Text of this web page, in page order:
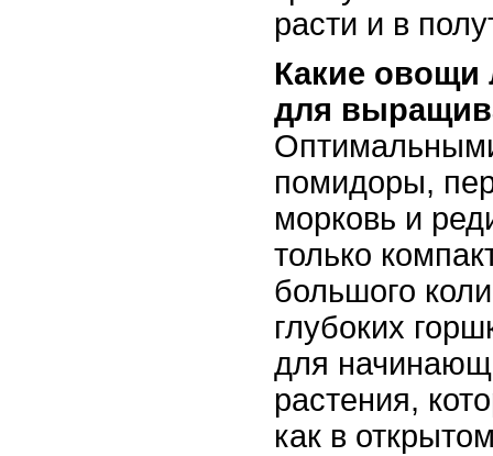
расти и в
Какие овощи
для
помидоры,
морковь и
только
большого
глубоких
для
растения,
как в